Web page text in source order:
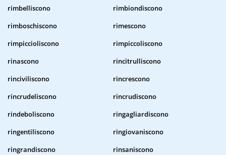
rimbelliscono
rimbiondiscono
rimboschiscono
rimescono
rimpiccioliscono
rimpiccoliscono
rinascono
rincitrulliscono
rinciviliscono
rincrescono
rincrudeliscono
rincrudiscono
rindeboliscono
ringagliardiscono
ringentiliscono
ringiovaniscono
ringrandiscono
rinsaniscono